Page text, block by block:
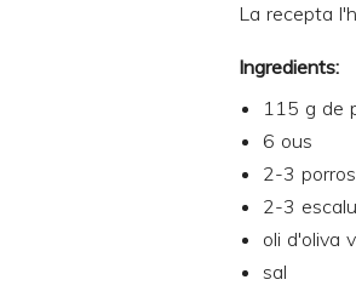
La recepta
Ingredients:
115 g de
6 ous
2-3
2-3
oli d'oliva
sal